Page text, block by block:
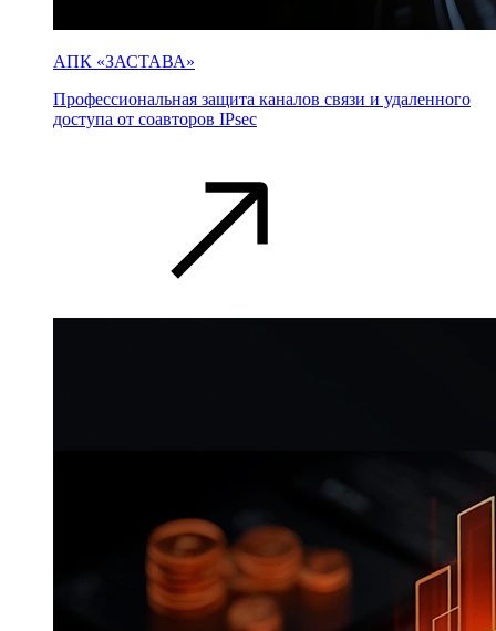
АПК «ЗАСТАВА»
Профессиональная защита каналов связи и удаленного
доступа от соавторов IPsec